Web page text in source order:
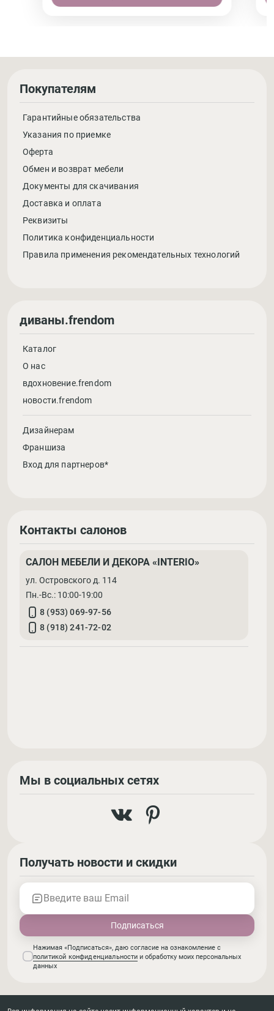
Покупателям
Гарантийные обязательства
Указания по приемке
Оферта
Обмен и возврат мебели
Документы для скачивания
Доставка и оплата
Реквизиты
Политика конфиденциальности
Правила применения рекомендательных технологий
диваны.frendom
Каталог
О нас
вдохновение.frendom
новости.frendom
Дизайнерам
Франшиза
Вход для партнеров*
Контакты салонов
САЛОН МЕБЕЛИ И ДЕКОРА «INTERIO»
ул. Островского д. 114
Пн.-Вс.: 10:00-19:00
8 (953) 069-97-56
8 (918) 241-72-02
Мы в социальных сетях
Получать новости и скидки
Введите ваш Email
Нажимая «Подписаться», даю согласие на ознакомление с
политикой конфиденциальности и обработку моих персональных
данных